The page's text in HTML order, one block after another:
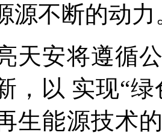
源不断的动力
天安将遵循
，以 实现“
生能源技术